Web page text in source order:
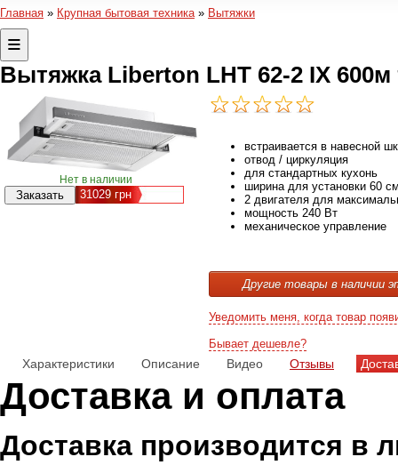
Главная » Крупная бытовая техника» Вытяжки
Вытяжка Liberton LHT 62-2 IX 600м
Нет в наличии
31029грн
встраивается в навесной
отвод / циркуляция
для стандартных кухонь
ширина для установки 60
2 двигателя для
мощность 240 Вт
механическое управление
Другие товары в наличии
Уведомить меня, когда товар
Бывает дешевле?
Характеристики Описание Видео Отзывы
Доставка и оплата
Доставка производится в